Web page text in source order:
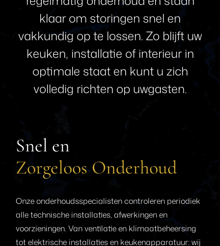
klaar om storingen snel en
vakkundig opte lossen. Zo blijft uw
keuken, installatie of interieur in
optimale staat en kunt u zich
volledig richten op uwgasten.
Snel en
Zorgeloos Onderhoud
Onze onderhoudsspecialisten controleren periodiek
alle technische installaties, afwerkingen en
voorzieningen. Van ventilatie en klimaatbeheersing
tot elektrische installaties en keukenapparatuur: wij